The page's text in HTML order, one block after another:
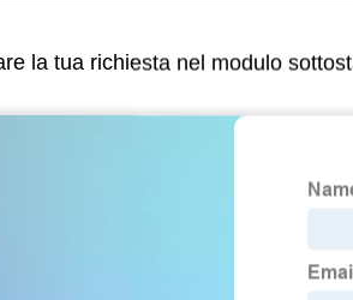
la tua richiesta nel modulo